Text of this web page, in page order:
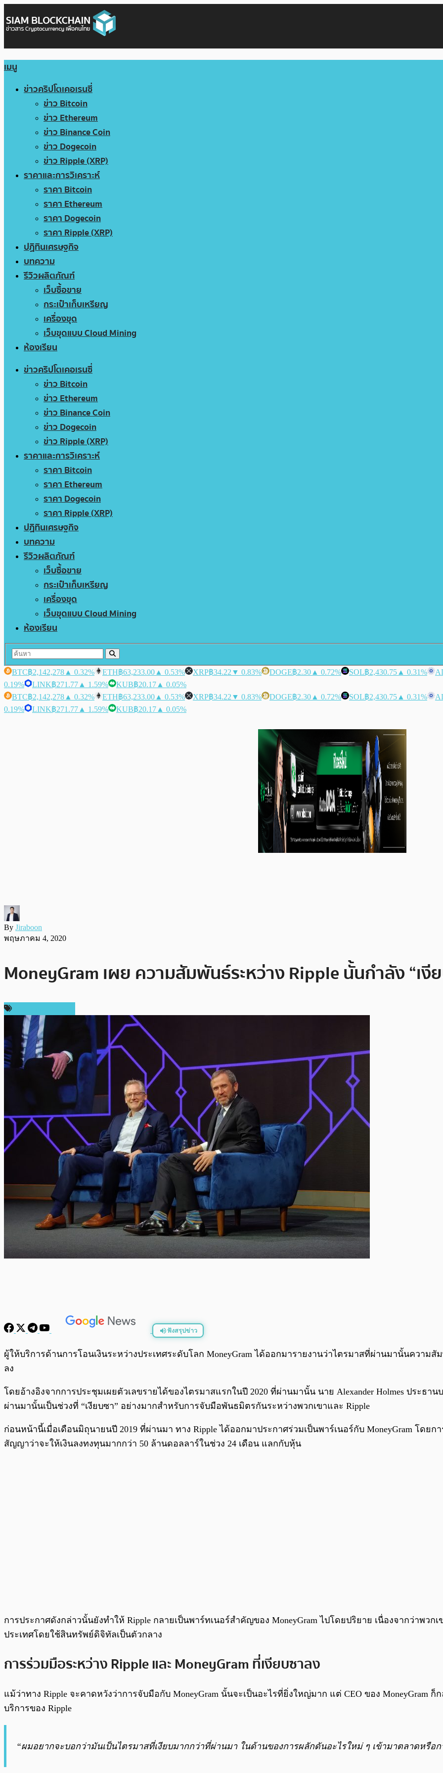
เมนู
ข่าวคริปโตเคอเรนซี่
ข่าว Bitcoin
ข่าว Ethereum
ข่าว Binance Coin
ข่าว Dogecoin
ข่าว Ripple (XRP)
ราคาและการวิเคราะห์
ราคา Bitcoin
ราคา Ethereum
ราคา Dogecoin
ราคา Ripple (XRP)
ปฏิทินเศรษฐกิจ
บทความ
รีวิวผลิตภัณฑ์
เว็บซื้อขาย
กระเป๋าเก็บเหรียญ
เครื่องขุด
เว็บขุดแบบ Cloud Mining
ห้องเรียน
ข่าวคริปโตเคอเรนซี่
ข่าว Bitcoin
ข่าว Ethereum
ข่าว Binance Coin
ข่าว Dogecoin
ข่าว Ripple (XRP)
ราคาและการวิเคราะห์
ราคา Bitcoin
ราคา Ethereum
ราคา Dogecoin
ราคา Ripple (XRP)
ปฏิทินเศรษฐกิจ
บทความ
รีวิวผลิตภัณฑ์
เว็บซื้อขาย
กระเป๋าเก็บเหรียญ
เครื่องขุด
เว็บขุดแบบ Cloud Mining
ห้องเรียน
BTC฿2,142,278 ▲ 0.32% ETH฿63,233.00 ▲ 0.53% XRP฿34.22 ▼ 0.83% DOGE฿2.30 ▲ 0.72% SOL฿2,430.75 ▲ 0.31%
0.19%
LINK฿271.77 ▲ 1.59% KUB฿20.17 ▲ 0.05%
BTC฿2,142,278 ▲ 0.32% ETH฿63,233.00 ▲ 0.53% XRP฿34.22 ▼ 0.83% DOGE฿2.30 ▲ 0.72% SOL฿2,430.75 ▲ 0.31%
0.19%
LINK฿271.77 ▲ 1.59% KUB฿20.17 ▲ 0.05%
By Jiraboon
พฤษภาคม 4, 2020
MoneyGram เผย ความสัมพันธ์ระหว่าง Ripple นั้นกำลัง “เงี
ฟังสรุปข่าว
พร้อมเล่น
ผู้ให้บริการด้านการโอนเงินระหว่างประเทศระดับโลก MoneyGram ได้ออกมารายงานว่าไตรมาสที่ผ่านมานั้นความสั
ลง
โดยอ้างอิงจากการประชุมเผยตัวเลขรายได้ของไตรมาสแรกในปี 2020 ที่ผ่านมานั้น นาย Alexander Holmes ประธา
ผ่านมานั้นเป็นช่วงที่ “เงียบซา” อย่างมากสำหรับการจับมือพันธมิตรกันระหว่างพวกเขาและ Ripple
ก่อนหน้านี้เมื่อเดือนมิถุนายนปี 2019 ที่ผ่านมา ทาง Ripple ได้ออกมาประกาศร่วมเป็นพาร์เนอร์กับ MoneyGram โดย
สัญญาว่าจะให้เงินลงทงทุนมากกว่า 50 ล้านดอลลาร์ในช่วง 24 เดือน แลกกับหุ้น
การประกาศดังกล่าวนั้นยังทำให้ Ripple กลายเป็นพาร์ทเนอร์สำคัญของ MoneyGram ไปโดยปริยาย เนื่องจากว่าพวก
ประเทศโดยใช้สินทรัพย์ดิจิทัลเป็นตัวกลาง
การร่วมมือระหว่าง Ripple และ MoneyGram ที่เงียบซาลง
แม้ว่าทาง Ripple จะคาดหวังว่าการจับมือกับ MoneyGram นั้นจะเป็นอะไรที่ยิ่งใหญ่มาก แต่ CEO ของ MoneyGram
บริการของ Ripple
“ผมอยากจะบอกว่ามันเป็นไตรมาสที่เงียบมากกว่าที่ผ่านมา ในด้านของการผลักดันอะไรใหม่ ๆ เข้ามาตลาดหรือ